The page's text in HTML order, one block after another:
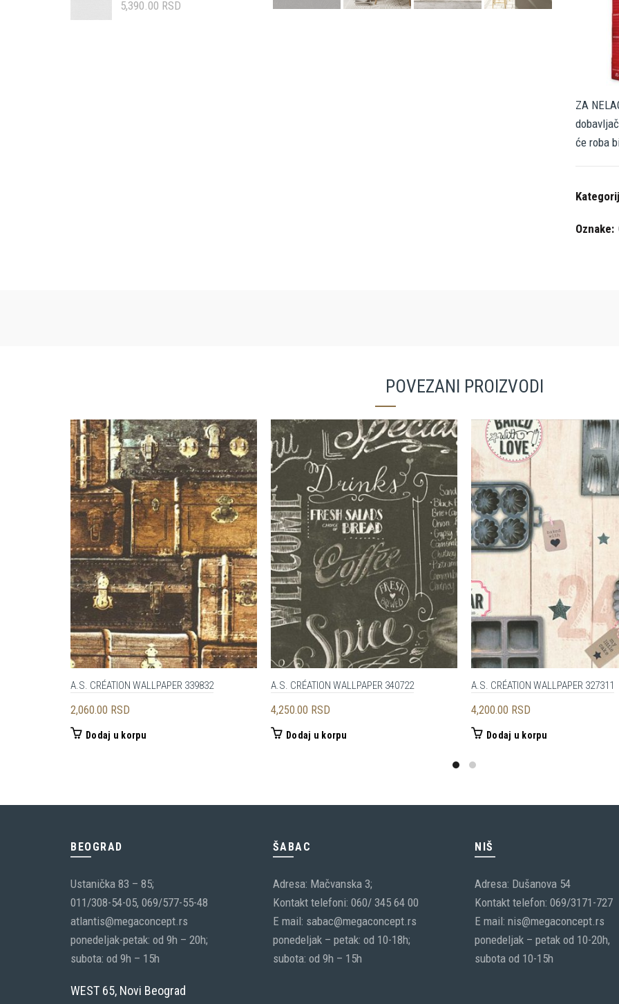
ZA
će roba
Oznake:
5,390.00 RSD
POVEZANI PROIZVODI
A.S. CRÉATION WALLPAPER 339832
2,060.00 RSD
Dodaj u korpu
A.S. CRÉATION WALLPAPER 340722
4,250.00 RSD
Dodaj u korpu
A.S. CRÉATION WALLPAPER 327311
4,200.00 RSD
Dodaj u korpu
BEOGRAD
Ustanička 83 – 85;
011/308-54-05, 069/577-55-48
atlantis@megaconcept.rs
ponedeljak-petak: od 9h – 20h;
subota: od 9h – 15h
WEST 65, Novi Beograd
ŠABAC
Adresa: Mačvanska 3;
Kontakt telefoni: 060/ 345 64 00
E mail: sabac@megaconcept.rs
ponedeljak – petak: od 10-18h;
subota: od 9h – 15h
NIŠ
Adresa: Dušanova 54
Kontakt telefon: 069/3171-727
E mail: nis@megaconcept.rs
ponedeljak – petak od 10-20h,
subota od 10-15h